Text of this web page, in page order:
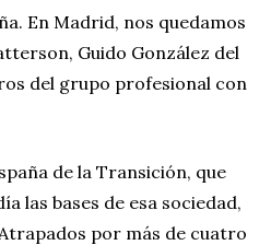
En Madrid, nos quedamos
Guido González del
del grupo profesional con
de la Transición, que
las bases de esa sociedad,
por más de cuatro